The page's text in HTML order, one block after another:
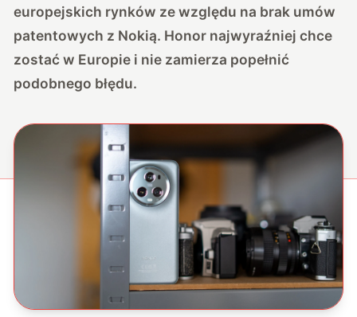
europejskich rynków ze względu na brak umów
patentowych z Nokią. Honor najwyraźniej chce
zostać w Europie i nie zamierza popełnić
podobnego błędu.